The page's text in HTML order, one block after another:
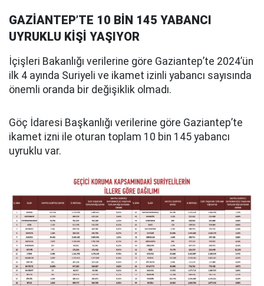
GAZİANTEP’TE 10 BİN 145 YABANCI
UYRUKLU KİŞİ YAŞIYOR
İçişleri Bakanlığı verilerine göre Gaziantep’te 2024’ün
ilk 4 ayında Suriyeli ve ikamet izinli yabancı sayısında
önemli oranda bir değişiklik olmadı.
Göç İdaresi Başkanlığı verilerine göre Gaziantep’te
ikamet izni ile oturan toplam 10 bin 145 yabancı
uyruklu var.